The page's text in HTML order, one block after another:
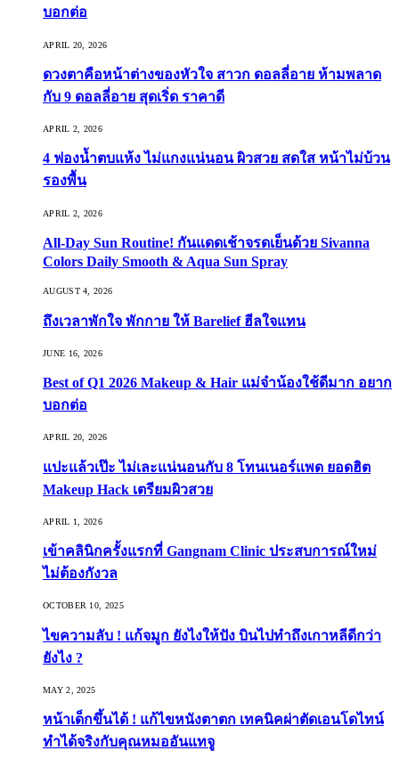
บอกต่อ
APRIL 20, 2026
ดวงตาคือหน้าต่างของหัวใจ สาวก ดอลลี่อาย ห้ามพลาด
กับ 9 ดอลลี่อาย สุดเริ่ด ราคาดี
APRIL 2, 2026
4 ฟองน้ำตบแห้ง ไม่แกงแน่นอน ผิวสวย สดใส หน้าไม่บ้วน
รองพื้น
APRIL 2, 2026
All-Day Sun Routine! กันแดดเช้าจรดเย็นด้วย Sivanna
Colors Daily Smooth & Aqua Sun Spray
AUGUST 4, 2026
ถึงเวลาพักใจ พักกาย ให้ Barelief ฮีลใจแทน
JUNE 16, 2026
Best of Q1 2026 Makeup & Hair แม่จ๋าน้องใช้ดีมาก อยาก
บอกต่อ
APRIL 20, 2026
แปะแล้วเป๊ะ ไม่เละแน่นอนกับ 8 โทนเนอร์แพด ยอดฮิต
Makeup Hack เตรียมผิวสวย
APRIL 1, 2026
เข้าคลินิกครั้งแรกที่ Gangnam Clinic ประสบการณ์ใหม่
ไม่ต้องกังวล
OCTOBER 10, 2025
ไขความลับ ! แก้จมูก ยังไงให้ปัง บินไปทำถึงเกาหลีดีกว่า
ยังไง ?
MAY 2, 2025
หน้าเด็กขึ้นได้ ! แก้ไขหนังตาตก เทคนิคผ่าตัดเอนโดไทน์
ทำได้จริงกับคุณหมออันแทจู